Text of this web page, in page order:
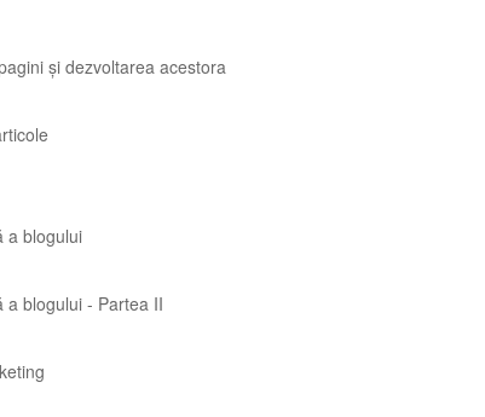
și dezvoltarea acestora
a blogului
a blogului - Partea II